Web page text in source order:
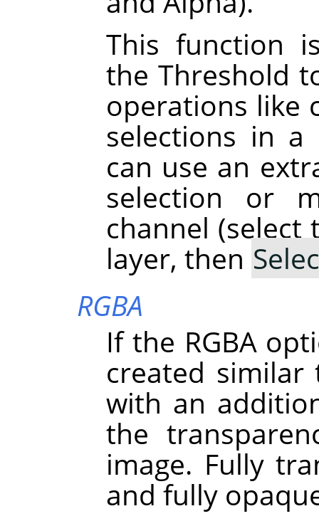
This function
the Threshold
operations like
selections in a
can use an
selection or
channel
layer, then
RGBA
If the RGBA
created similar
with an
the
image. Fully
and fully